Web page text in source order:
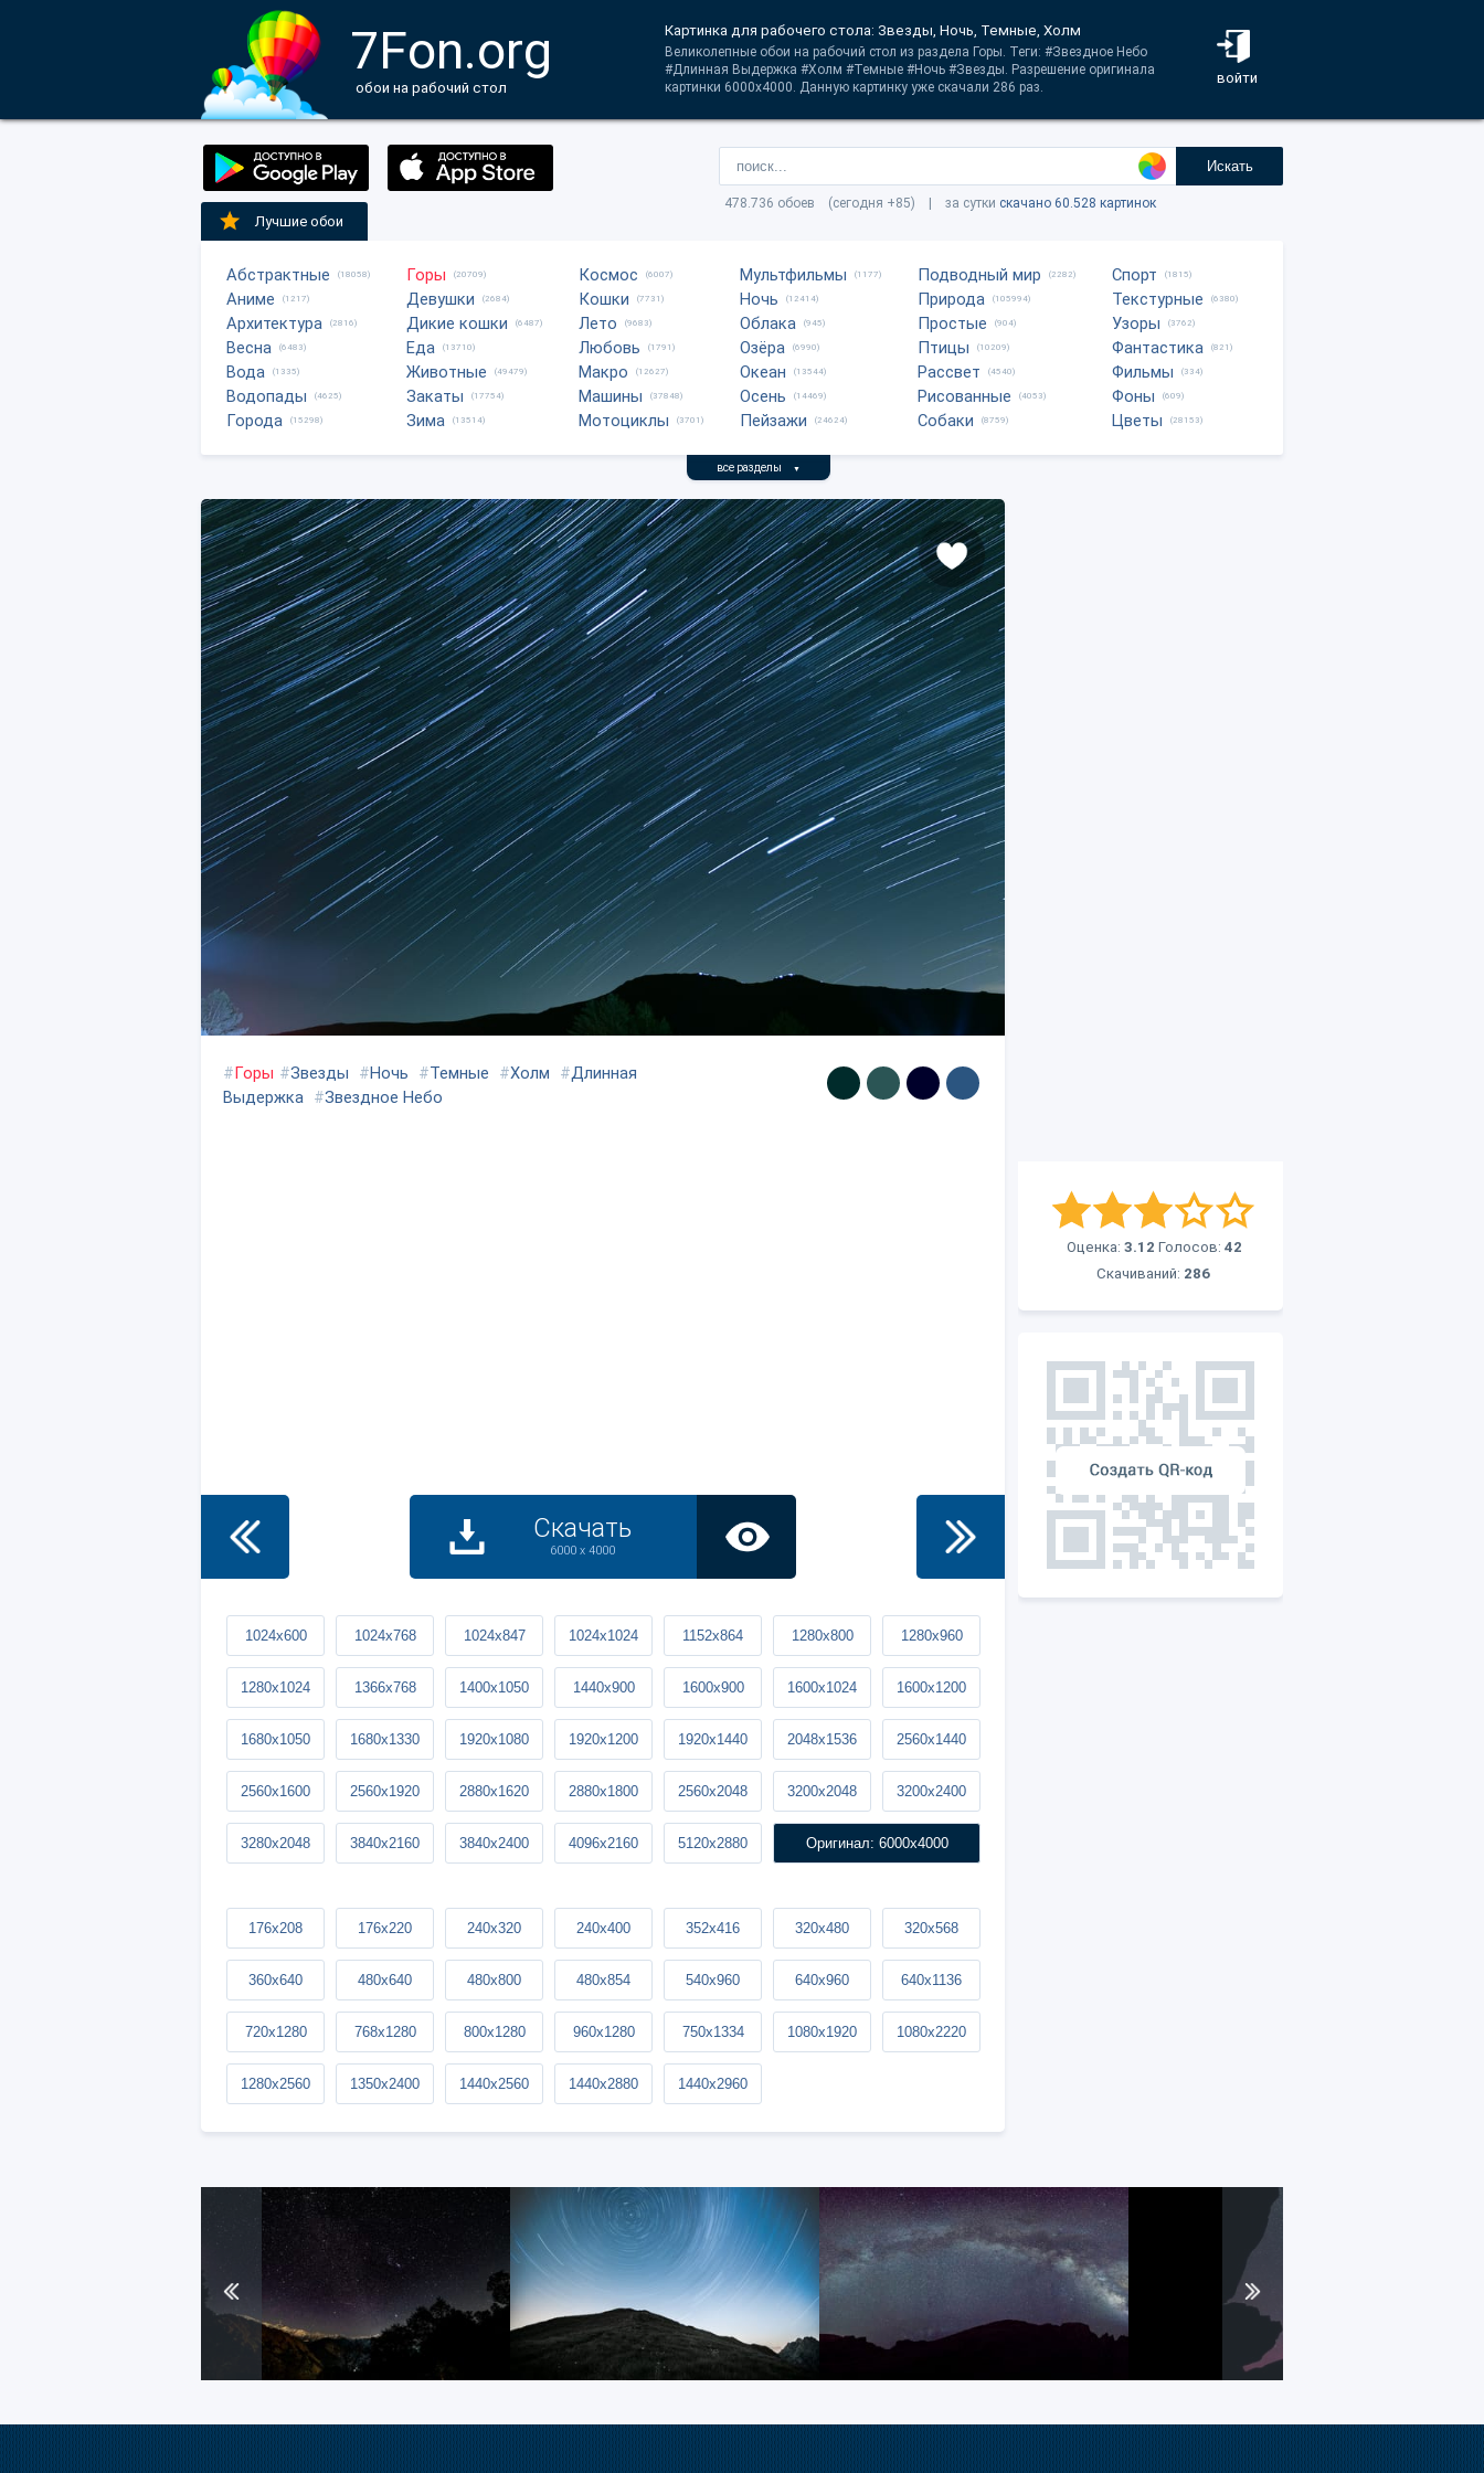
7Fon.org
обои на рабочий стол
войти
Картинка для рабочего стола: Звезды, Ночь, Темные, Холм
Великолепные обои на рабочий стол из раздела Горы. Теги: #Звездное Небо
#Длинная Выдержка #Холм #Темные #Ночь #Звезды. Разрешение оригинала
картинки 6000x4000. Данную картинку уже скачали 286 раз.
Искать
478.736 обоев (сегодня +85) | за сутки скачано 60.528 картинок
Лучшие обои
Абстрактные (18058)
Аниме (1217)
Архитектура (2816)
Весна (6483)
Вода (1335)
Водопады (4625)
Города (15298)
Горы (20709)
Девушки (2684)
Дикие кошки (6487)
Еда (13710)
Животные (49479)
Закаты (17754)
Зима (13514)
Космос (6007)
Кошки (7731)
Лето (9683)
Любовь (1791)
Макро (12627)
Машины (37848)
Мотоциклы (3701)
Мультфильмы (1177)
Ночь (12414)
Облака (945)
Озёра (6990)
Океан (13544)
Осень (14469)
Пейзажи (24624)
Подводный мир (2282)
Природа (105994)
Простые (904)
Птицы (10209)
Рассвет (4540)
Рисованные (4053)
Собаки (8759)
Спорт (1815)
Текстурные (6380)
Узоры (3762)
Фантастика (821)
Фильмы (334)
Фоны (609)
Цветы (28153)
все разделы ▼
Оценка: 3.12 Голосов: 42
Скачиваний: 286
#Горы #Звезды #Ночь #Темные #Холм #Длинная
Выдержка #Звездное Небо
Скачать
6000 x 4000
1024x600 1024x768 1024x847 1024x1024 1152x864 1280x800 1280x960
1280x1024 1366x768 1400x1050 1440x900 1600x900 1600x1024 1600x1200
1680x1050 1680x1330 1920x1080 1920x1200 1920x1440 2048x1536 2560x1440
2560x1600 2560x1920 2880x1620 2880x1800 2560x2048 3200x2048 3200x2400
3280x2048 3840x2160 3840x2400 4096x2160 5120x2880 Оригинал: 6000x4000
176x208 176x220 240x320 240x400 352x416 320x480 320x568
360x640 480x640 480x800 480x854 540x960 640x960 640x1136
720x1280 768x1280 800x1280 960x1280 750x1334 1080x1920 1080x2220
1280x2560 1350x2400 1440x2560 1440x2880 1440x2960